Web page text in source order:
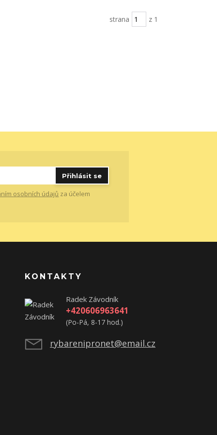
strana z 1
Přihlásit se
osobních údajů za účelem
KONTAKTY
Radek Závodník
+420606963641
(Po-Pá, 8-17 hod.)
rybarenipronet@email.cz